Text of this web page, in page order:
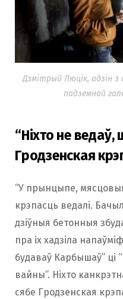
Дзмітрый Люцік, адзін з
падземнай
“Ніхто не ведаў,
Гродзенская
“У прынцыпе,
крэпасць ведалі.
дзіўныя бетонныя
пра іх хадзіла
будаваў Карбышаў” ці
вайны”. Ніхто
сябе Гродзенская